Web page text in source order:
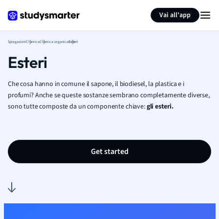
Vai all'app
SpiegazioniChimicaChimica organicaEsteri
Esteri
Che cosa hanno in comune il sapone, il biodiesel, la plastica e i
profumi? Anche se queste sostanze sembrano completamente diverse,
sono tutte composte da un componente chiave:gli esteri.
Get started
Summarize page